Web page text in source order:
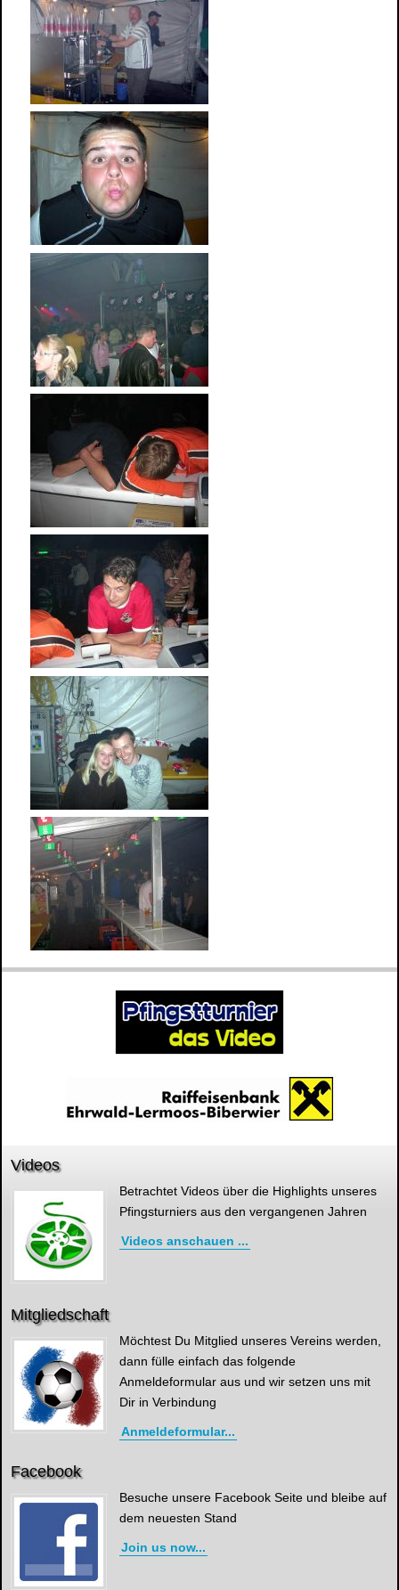
Videos
Betrachtet Videos über die Highlights unseres
Pfingsturniers aus den vergangenen Jahren
Videos anschauen ...
Mitgliedschaft
Möchtest Du Mitglied unseres Vereins werden,
dann fülle einfach das folgende
Anmeldeformular aus und wir setzen uns mit
Dir in Verbindung
Anmeldeformular...
Facebook
Besuche unsere Facebook Seite und bleibe auf
dem neuesten Stand
Join us now...